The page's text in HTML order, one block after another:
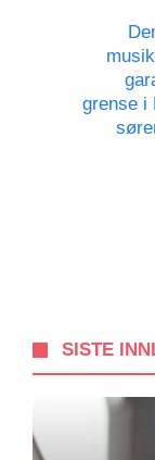
grense i
SISTE